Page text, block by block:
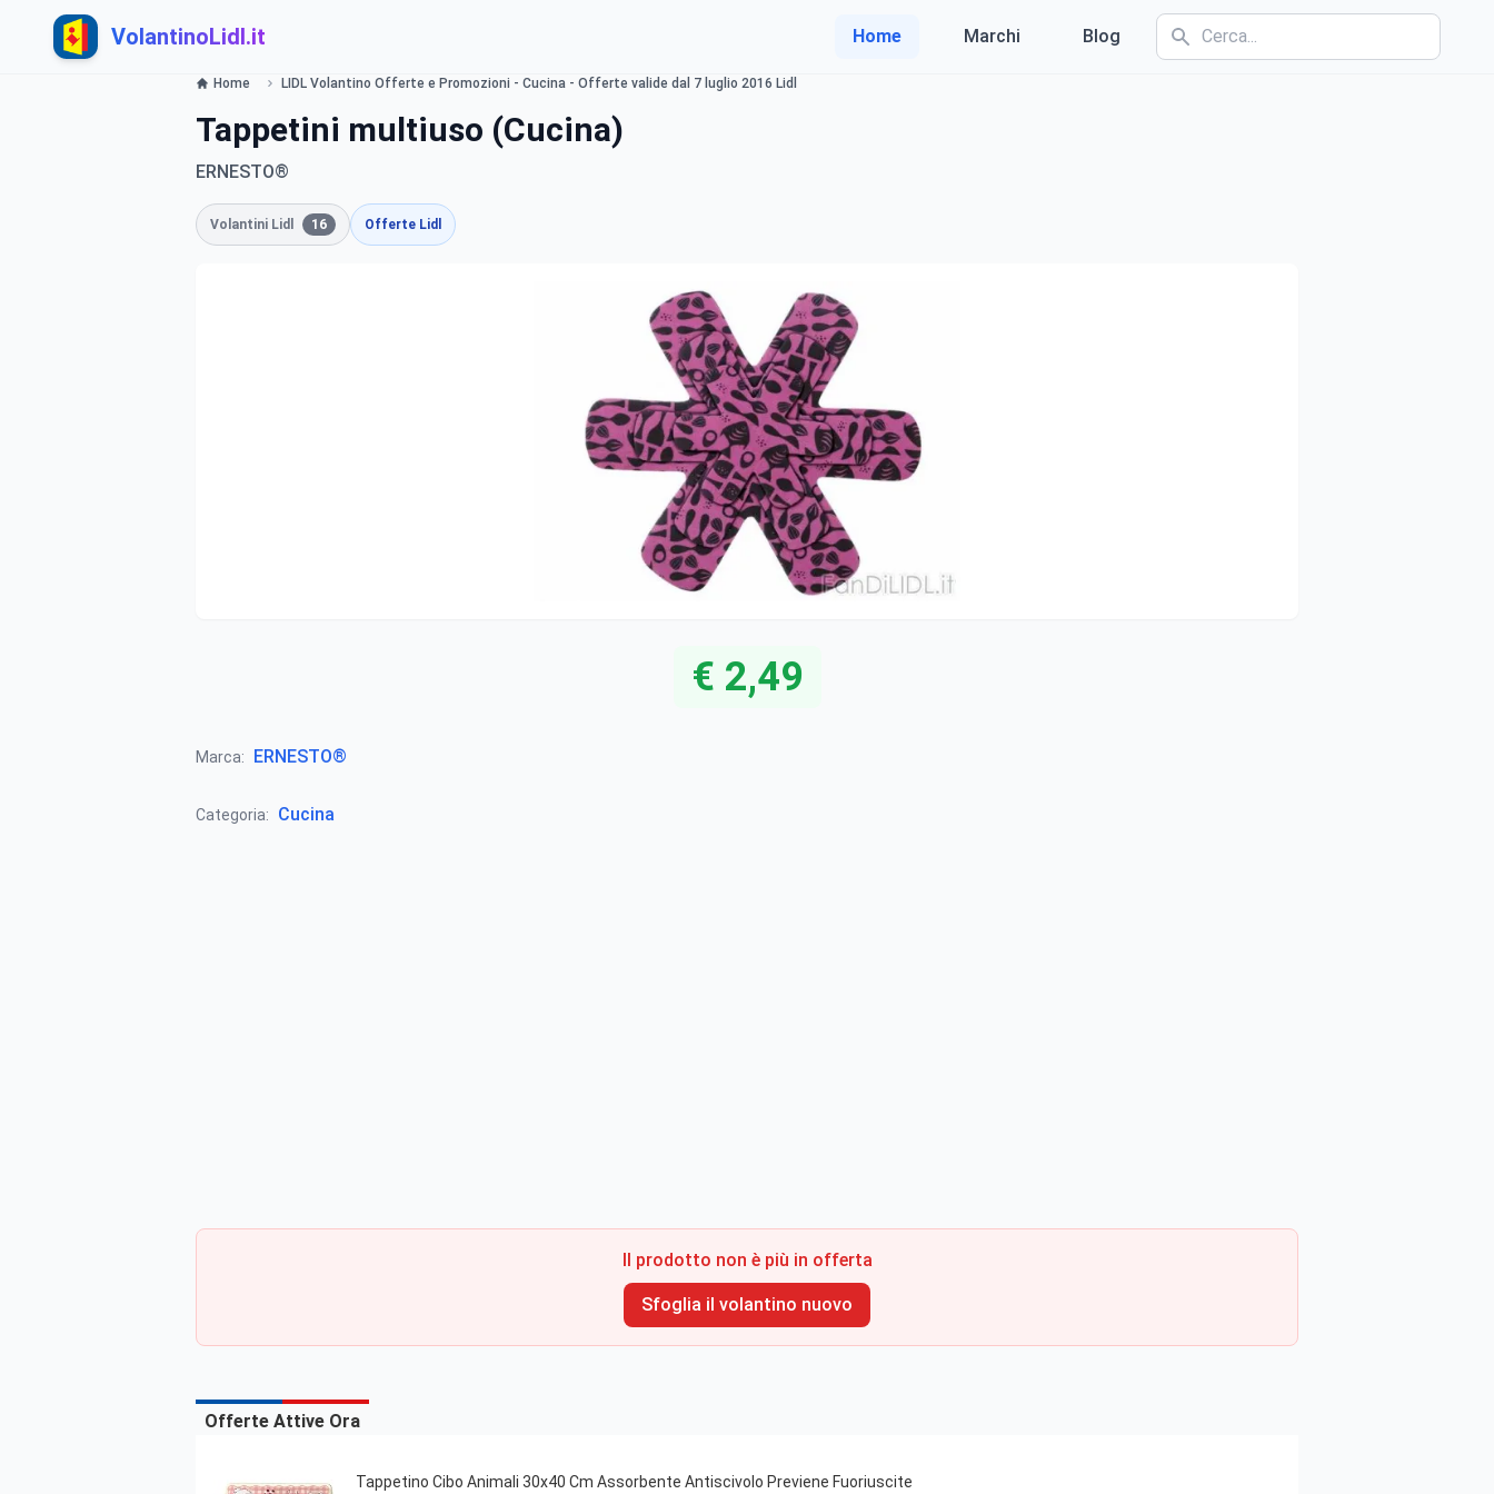
VolantinoLidl.it Home Marchi Blog
Home LIDL Volantino Offerte e Promozioni - Cucina - Offerte valide dal 7 luglio 2016 Lidl
Tappetini multiuso (Cucina)
ERNESTO®
Volantini Lidl 16 Offerte Lidl
€ 2,49
Marca: ERNESTO®
Categoria: Cucina
Il prodotto non è più in offerta
Sfoglia il volantino nuovo
Offerte Attive Ora
Tappetino Cibo Animali 30x40 Cm Assorbente Antiscivolo Previene Fuoriuscite